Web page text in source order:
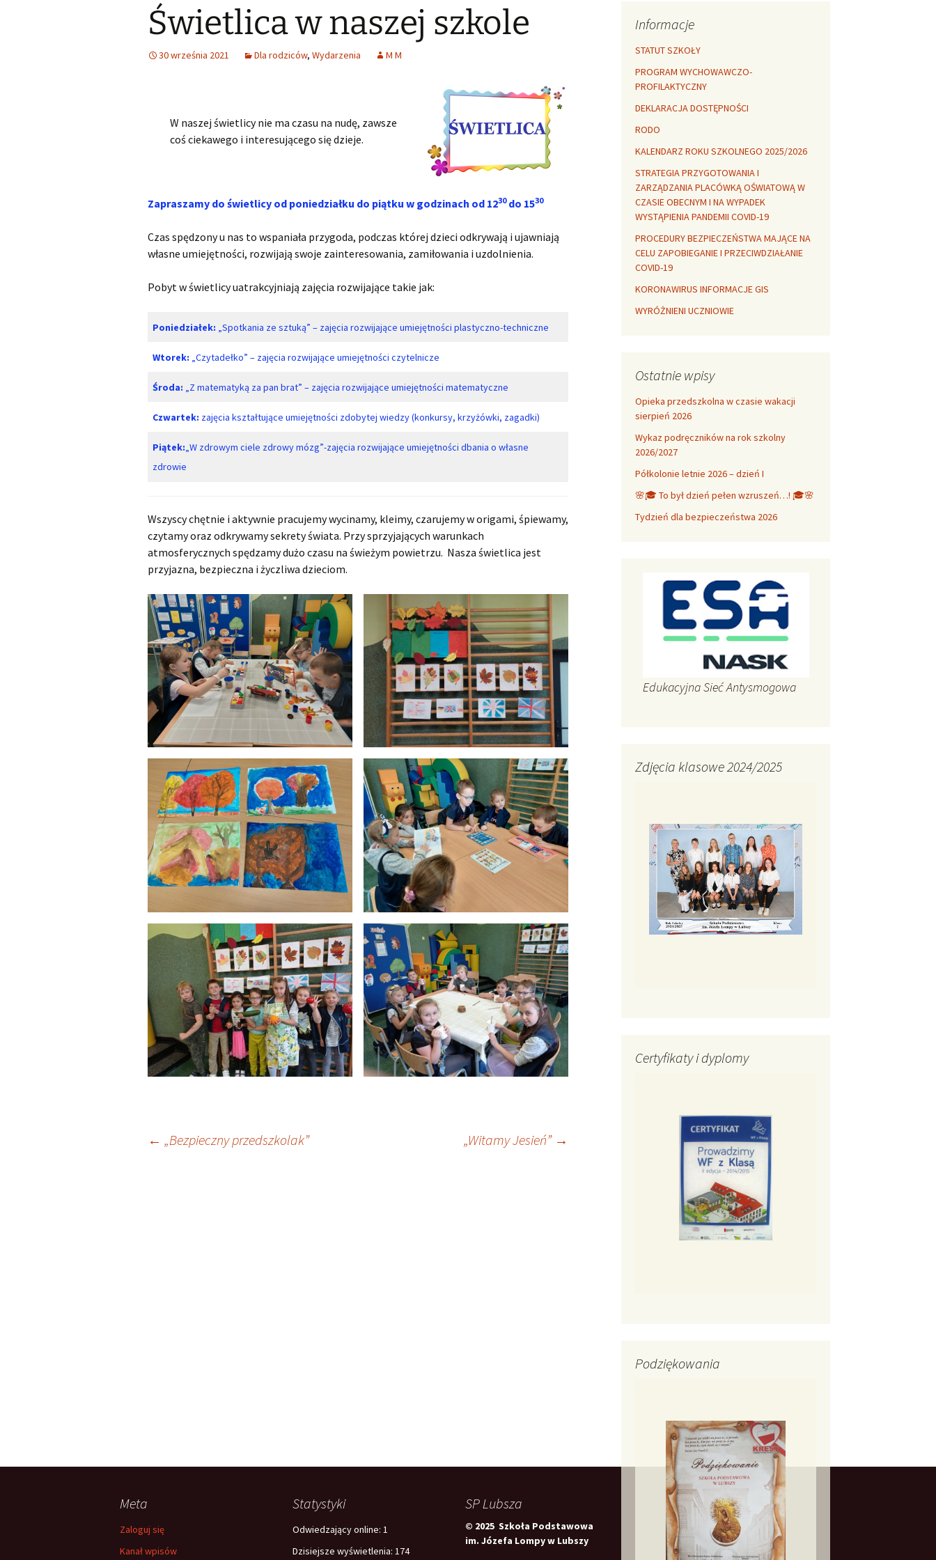
termiczna
Libre Office
Samorząd uczniowski
Losy absolwentów
Świąteczne Foto Studio
2015
Zdjęcia klasowe
2016/2017
Zdjęcia klasowe 2018 2019
Zdjęcia klasowe 2019 2020
Archiwalne
Archiwalne fotografie z
Lubszy
Learning for healthy
Jolanta Okuniewska
Śląski Klub Karate i Kick-
Boxingu z siedzibą w
Miejsko Gminna
Wykaz zawodów wiedzy,
sportowych, które mogą
być wymienione na
ponadpodstawowych
Wybieram szkołę
ponadpodstawowe
Świetlica w naszej szkole
30 września 2021 Dla rodziców, Wydarzenia M M
W naszej świetlicy nie ma czasu na nudę, zawsze
coś ciekawego i interesującego się dzieje.
Zapraszamy do świetlicy od poniedziałku do piątku w godzinach od 1230do 1530
Czas spędzony u nas to wspaniała przygoda, podczas której dzieci odkrywają i ujawniają
własne umiejętności, rozwijają swoje zainteresowania, zamiłowania i uzdolnienia.
Pobyt w świetlicy uatrakcyjniają zajęcia rozwijające takie jak:
Poniedziałek: „Spotkania ze sztuką” – zajęcia rozwijające umiejętności plastyczno-techniczne
Wtorek: „Czytadełko” – zajęcia rozwijające umiejętności czytelnicze
Środa: „Z matematyką za pan brat” – zajęcia rozwijające umiejętności matematyczne
Czwartek: zajęcia kształtujące umiejętności zdobytej wiedzy (konkursy, krzyżówki, zagadki)
Piątek:„W zdrowym ciele zdrowy mózg”-zajęcia rozwijające umiejętności dbania o własne
zdrowie
Wszyscy chętnie i aktywnie pracujemy wycinamy, kleimy, czarujemy w origami, śpiewamy,
czytamy oraz odkrywamy sekrety świata. Przy sprzyjających warunkach
atmosferycznych spędzamy dużo czasu na świeżym powietrzu. Nasza świetlica jest
przyjazna, bezpieczna i życzliwa dzieciom.
Nawigacja
← „Bezpieczny przedszkolak” „Witamy Jesień” →
Informacje
STATUT SZKOŁY
PROGRAM WYCHOWAWCZO-
PROFILAKTYCZNY
DEKLARACJA DOSTĘPNOŚCI
RODO
KALENDARZ ROKU SZKOLNEGO 2025/2026
STRATEGIA PRZYGOTOWANIA I
ZARZĄDZANIA PLACÓWKĄ OŚWIATOWĄ W
CZASIE OBECNYM I NA WYPADEK
WYSTĄPIENIA PANDEMII COVID-19
PROCEDURY BEZPIECZEŃSTWA MAJĄCE NA
CELU ZAPOBIEGANIE I PRZECIWDZIAŁANIE
COVID-19
KORONAWIRUS INFORMACJE GIS
WYRÓŻNIENI UCZNIOWIE
Ostatnie wpisy
Opieka przedszkolna w czasie wakacji
sierpień 2026
Wykaz podręczników na rok szkolny
2026/2027
Półkolonie letnie 2026 – dzień I
🌸🎓 To był dzień pełen wzruszeń…! 🎓🌸
Tydzień dla bezpieczeństwa 2026
Edukacyjna Sieć Antysmogowa
Zdjęcia klasowe 2024/2025
Certyfikaty i dyplomy
Podziękowania
Meta
Zaloguj się
Kanał wpisów
Statystyki
Odwiedzający online: 1
Dzisiejsze wyświetlenia: 174
SP Lubsza
© 2025 Szkoła Podstawowa
im. Józefa Lompy w Lubszy